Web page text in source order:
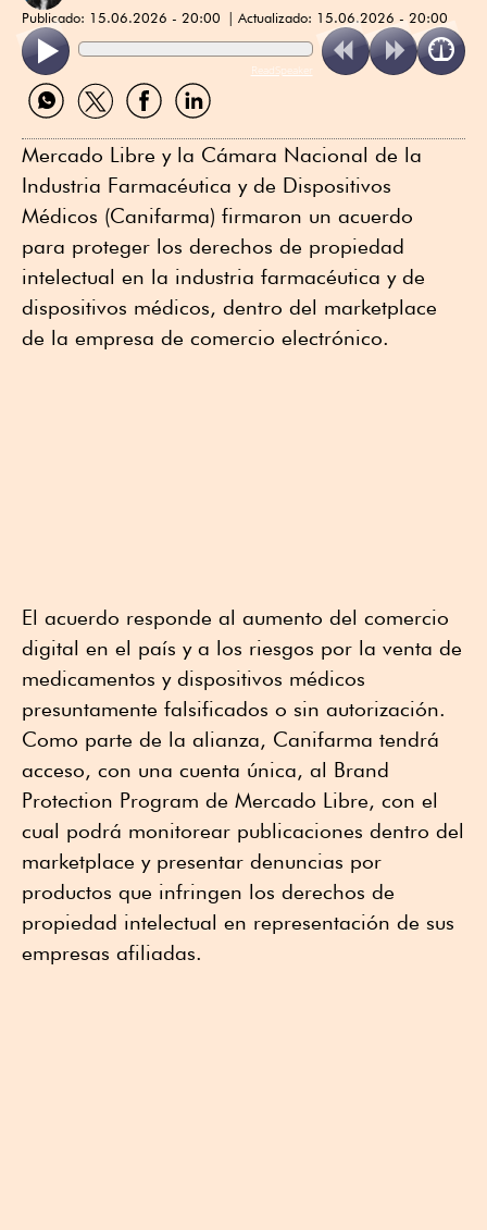
Publicado: 15.06.2026 - 20:00 Actualizado: 15.06.2026 - 20:00
ReadSpeaker
Compartir
por
Compartir
por
Compartir
por
Compartir
por
Mercado Libre y la Cámara Nacional de la
Industria Farmacéutica y de Dispositivos
Médicos (Canifarma) firmaron un acuerdo
para proteger los derechos de propiedad
intelectual en la industria farmacéutica y de
dispositivos médicos, dentro del marketplace
de la empresa de comercio electrónico.
El acuerdo responde al aumento del comercio
digital en el país y a los riesgos por la venta de
medicamentos y dispositivos médicos
presuntamente falsificados o sin autorización.
Como parte de la alianza, Canifarma tendrá
acceso, con una cuenta única, al Brand
Protection Program de Mercado Libre, con el
cual podrá monitorear publicaciones dentro del
marketplace y presentar denuncias por
productos que infringen los derechos de
propiedad intelectual en representación de sus
empresas afiliadas.